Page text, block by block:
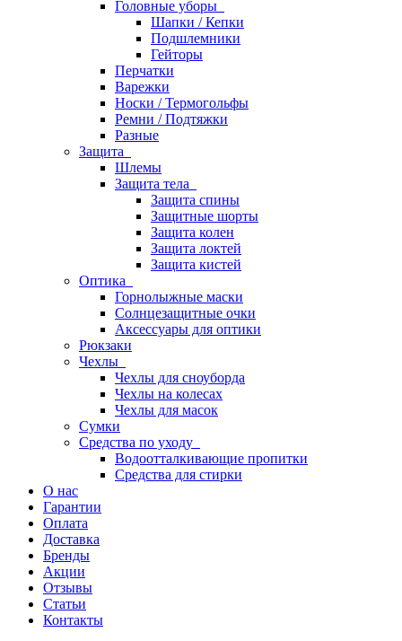
Головные уборы
Шапки / Кепки
Подшлемники
Гейторы
Перчатки
Варежки
Носки / Термогольфы
Ремни / Подтяжки
Разные
Защита
Шлемы
Защита тела
Защита спины
Защитные шорты
Защита колен
Защита локтей
Защита кистей
Оптика
Горнолыжные маски
Солнцезащитные очки
Аксессуары для оптики
Рюкзаки
Чехлы
Чехлы для сноуборда
Чехлы на колесах
Чехлы для масок
Сумки
Средства по уходу
Водоотталкивающие пропитки
Средства для стирки
О нас
Гарантии
Оплата
Доставка
Бренды
Акции
Отзывы
Статьи
Контакты